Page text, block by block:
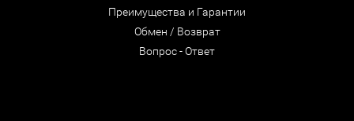
Преимущества и Гарантии
Обмен / Возврат
Вопрос - Ответ